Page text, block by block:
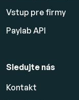
Vstup pre firmy
Paylab API
Sledujte nás
Kontakt